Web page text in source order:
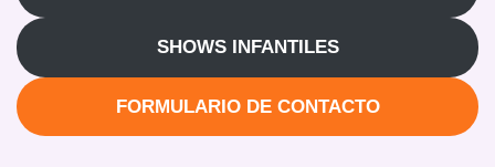
SHOWS INFANTILES
FORMULARIO DE CONTACTO